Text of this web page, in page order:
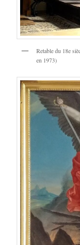
Retable du 18e
en 1973)